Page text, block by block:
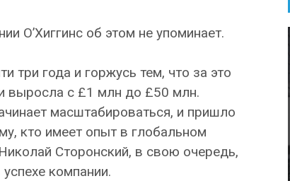
О’Хиггинс об этом не упоминает.
три года и горжусь тем, что за это
выросла с £1 млн до £50 млн.
масштабироваться, и пришло
кто имеет опыт в глобальном
Сторонский, в свою очередь,
компании.